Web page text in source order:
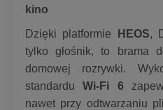
kino
Dzięki platformie HEOS,
tylko głośnik, to brama
domowej rozrywki.
standarduWi-Fi 6
nawet przy odtwarzaniu